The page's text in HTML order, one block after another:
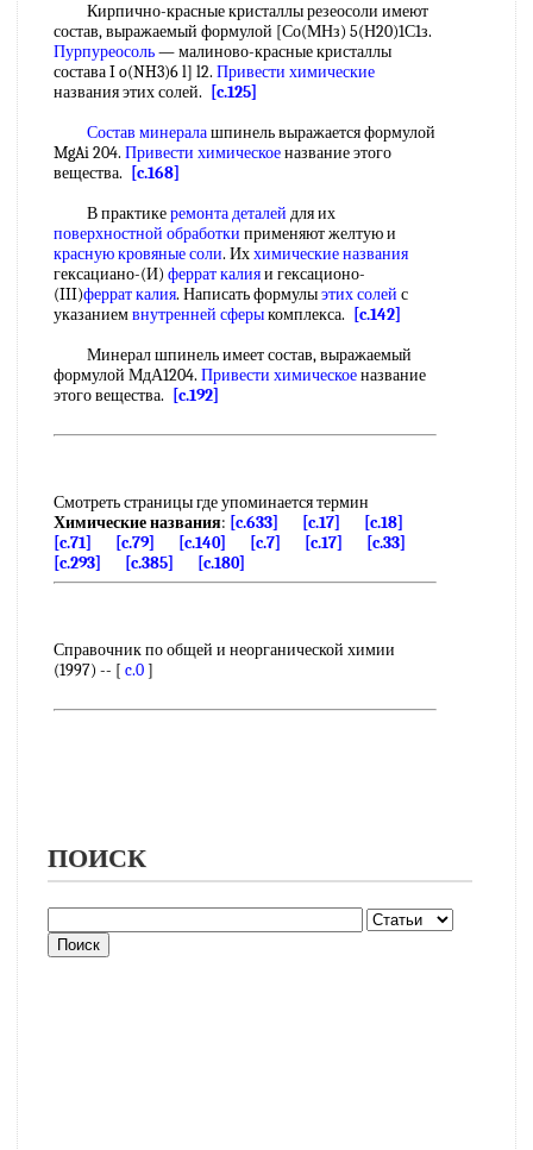
Кирпично-красные кристаллы резеосоли имеют
состав, выражаемый формулой [Со(МНз) 5(Н20)1С1з.
Пурпуреосоль— малиново-красные кристаллы
состава I o(NH3)6 l] l2. Привести химические
названия этих солей.
[c.125]
Состав минералашпинель выражается формулой
MgAi 204. Привести химическоеназвание этого
вещества.
[c.168]
В практикеремонта деталей для их
поверхностной обработки применяют желтую и
красную кровяные соли. Иххимические названия
гексациано-(И) феррат калияи гексационо-
(III)феррат калия. Написать формулыэтих солей с
указаниемвнутренней сферыкомплекса.
[c.142]
Минерал шпинель имеет состав, выражаемый
формулой МдА1204. Привести химическоеназвание
этого вещества.
[c.192]
Смотреть страницы где упоминается термин
Химические названия: [c.633] [c.17]
[c.18]
[c.71]
[c.79] [c.140] [c.7] [c.17]
[c.33]
[c.293]
[c.385] [c.180]
Справочник по общей и неорганической химии
(1997) -- [ c.0]
ПОИСК